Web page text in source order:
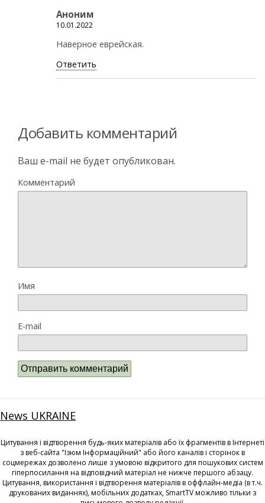
Аноним
10.01.2022
Наверное еврейская.
Ответить
Добавить комментарий
Ваш e-mail не будет опубликован.
Комментарий
Имя
E-mail
News UKRAINE
Цитування і відтворення будь-яких матеріалів або їх фрагментів в Інтернеті
з веб-сайта "Ізюм Інформаційний" або його каналів і сторінок в
соцмережах дозволено лише з умовою відкритого для пошукових систем
гіперпосилання на відповідний матеріал не нижче першого абзацу.
Цитування, використання і відтворення матеріалів в оффлайн-медіа (в т.ч.
друкованих виданнях), мобільних додатках, SmartTV можливо тільки з